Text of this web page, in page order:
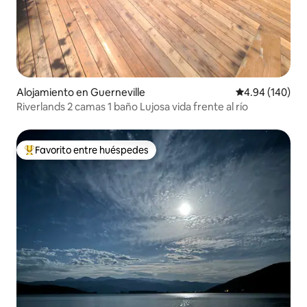
Alojamiento en Guerneville Calificación
4.94 (140)
Riverlands 2 camas 1 baño Lujosa vida frente al río
Favorito entre huéspedes preferido
Favorito entre huéspedes